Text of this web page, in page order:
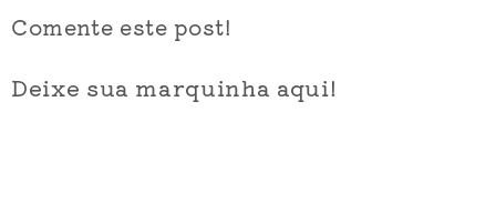
Comente este post!
Deixe sua marquinha aqui!